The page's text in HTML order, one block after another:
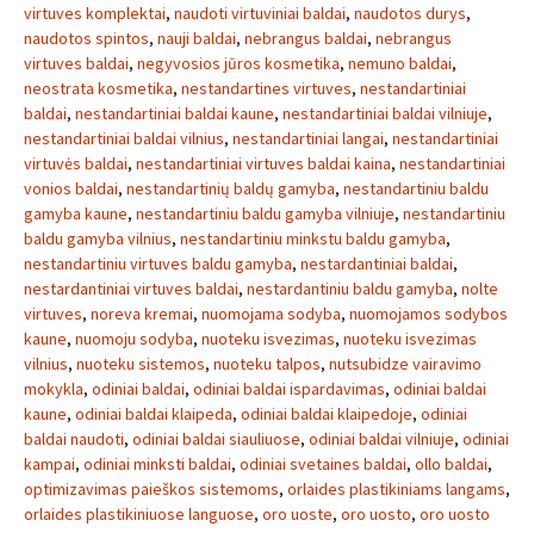
virtuves komplektai, naudoti virtuviniai baldai, naudotos durys,
naudotos spintos, nauji baldai, nebrangus baldai, nebrangus
virtuves baldai, negyvosios jūros kosmetika, nemuno baldai,
neostrata kosmetika, nestandartines virtuves, nestandartiniai
baldai, nestandartiniai baldai kaune, nestandartiniai baldai vilniuje,
nestandartiniai baldai vilnius, nestandartiniai langai, nestandartiniai
virtuvės baldai, nestandartiniai virtuves baldai kaina, nestandartiniai
vonios baldai, nestandartinių baldų gamyba, nestandartiniu baldu
gamyba kaune, nestandartiniu baldu gamyba vilniuje, nestandartiniu
baldu gamyba vilnius, nestandartiniu minkstu baldu gamyba,
nestandartiniu virtuves baldu gamyba, nestardantiniai baldai,
nestardantiniai virtuves baldai, nestardantiniu baldu gamyba, nolte
virtuves, noreva kremai, nuomojama sodyba, nuomojamos sodybos
kaune, nuomoju sodyba, nuoteku isvezimas, nuoteku isvezimas
vilnius, nuoteku sistemos, nuoteku talpos, nutsubidze vairavimo
mokykla, odiniai baldai, odiniai baldai ispardavimas, odiniai baldai
kaune, odiniai baldai klaipeda, odiniai baldai klaipedoje, odiniai
baldai naudoti, odiniai baldai siauliuose, odiniai baldai vilniuje, odiniai
kampai, odiniai minksti baldai, odiniai svetaines baldai, ollo baldai,
optimizavimas paieškos sistemoms, orlaides plastikiniams langams,
orlaides plastikiniuose languose, oro uoste, oro uosto, oro uosto